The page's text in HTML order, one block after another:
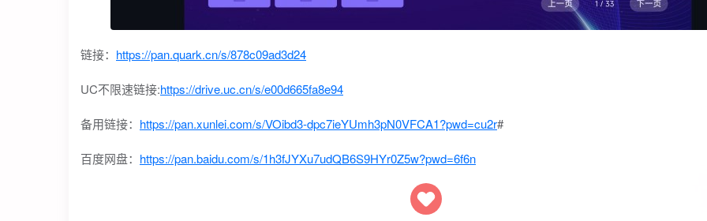
链接： https://pan.quark.cn/s/878c09ad3d24
UC不限速链接:https://drive.uc.cn/s/e00d665fa8e94
备用链接： https://pan.xunlei.com/s/VOibd3-dpc7ieYUmh3pN0VFCA1?pwd=cu2r#
百度网盘： https://pan.baidu.com/s/1h3fJYXu7udQB6S9HYr0Z5w?pwd=6f6n